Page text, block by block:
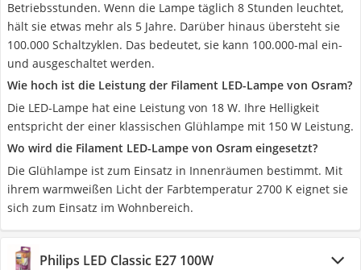
Betriebsstunden. Wenn die Lampe täglich 8 Stunden leuchtet,
hält sie etwas mehr als 5 Jahre. Darüber hinaus übersteht sie
100.000 Schaltzyklen. Das bedeutet, sie kann 100.000-mal ein-
und ausgeschaltet werden.
Wie hoch ist die Leistung der Filament LED-Lampe von Osram?
Die LED-Lampe hat eine Leistung von 18 W. Ihre Helligkeit
entspricht der einer klassischen Glühlampe mit 150 W Leistung.
Wo wird die Filament LED-Lampe von Osram eingesetzt?
Die Glühlampe ist zum Einsatz in Innenräumen bestimmt. Mit
ihrem warmweißen Licht der Farbtemperatur 2700 K eignet sie
sich zum Einsatz im Wohnbereich.
Philips LED Classic E27 100W